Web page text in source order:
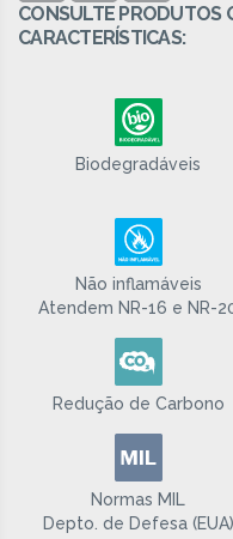
CONSULTE PRODUTOS
CARACTERÍSTICAS:
Biodegradáveis
Não inflamáveis
Atendem NR-16 e NR-
Redução de Carbono
Normas MIL
Depto. de Defesa (EUA)